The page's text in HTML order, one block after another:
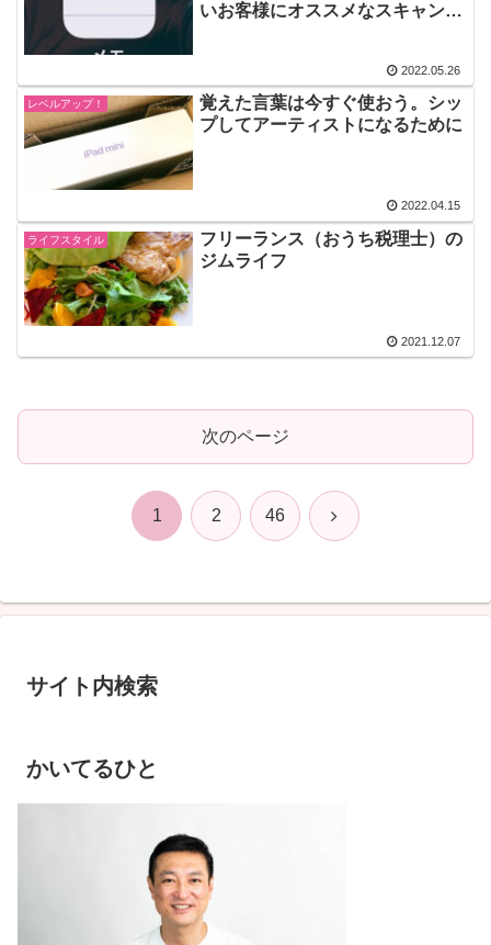
いお客様にオススメなスキャンア
2022.05.26
レベルアップ！
覚えた言葉は今すぐ使おう。シッ
プしてアーティストになるために
2022.04.15
ライフスタイル
フリーランス（おうち税理士）の
ジムライフ
2021.12.07
次のページ
1 2 46 次
サイト内検索
かいてるひと